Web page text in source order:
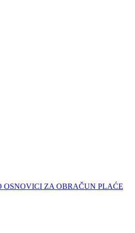
OSNOVICI ZA OBRAČUN PLAĆE